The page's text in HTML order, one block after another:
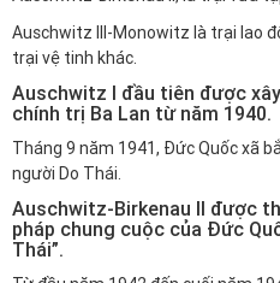
Auschwitz III-Monowitz là trại lao
trại vệ tinh khác.
Auschwitz I đầu tiên được
chính trị Ba Lan từ năm 1940.
Tháng 9 năm 1941, Đức Quốc xã
người Do Thái.
Auschwitz-Birkenau II được
pháp chung cuộc của Đức
Thái”.